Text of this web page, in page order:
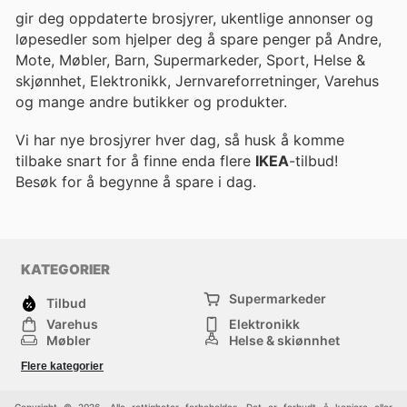
gir deg oppdaterte brosjyrer, ukentlige annonser og
løpesedler som hjelper deg å spare penger på Andre,
Mote, Møbler, Barn, Supermarkeder, Sport, Helse &
skjønnhet, Elektronikk, Jernvareforretninger, Varehus
og mange andre butikker og produkter.
Vi har nye brosjyrer hver dag, så husk å komme
tilbake snart for å finne enda flere IKEA-tilbud!
Besøk for å begynne å spare i dag.
KATEGORIER
Tilbud
Supermarkeder
Varehus
Elektronikk
Møbler
Helse & skjønnhet
Sport
Flere kategorier